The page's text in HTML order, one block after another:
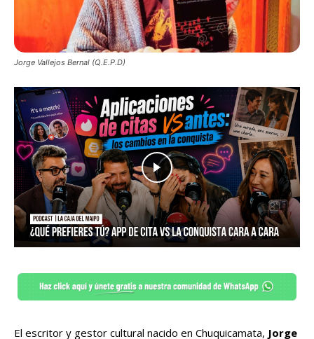
Jorge Vallejos Bernal (Q.E.P.D)
El escritor y gestor cultural nacido en Chuquicamata, Jorge